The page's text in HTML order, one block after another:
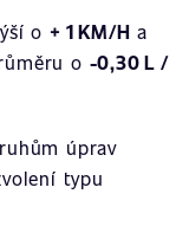
o + 1 KM/H a
o -0,30 L /
úprav
typu